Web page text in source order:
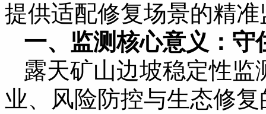
提供适配修复场景的精
一、监测核心意义：守
露天矿山边坡稳定性
业、风险防控与生态修